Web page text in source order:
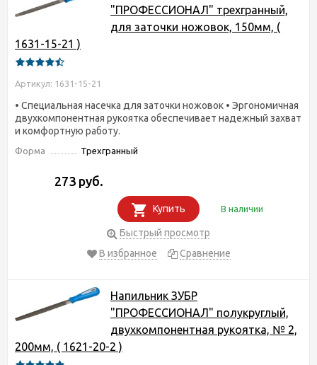
"ПРОФЕССИОНАЛ" трехгранный,
для заточки ножовок, 150мм, (
1631-15-21 )
Артикул: 1631-15-21
• Специальная насечка для заточки ножовок • Эргономичная
двухкомпонентная рукоятка обеспечивает надежный захват
и комфортную работу.
Форма Трехгранный
273 руб.
Купить В наличии
Быстрый просмотр
В избранное
Сравнение
Напильник ЗУБР
"ПРОФЕССИОНАЛ" полукруглый,
двухкомпонентная рукоятка, № 2,
200мм, ( 1621-20-2 )